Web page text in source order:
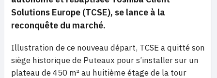
Solutions Europe (TCSE), se lance à la
reconquête du marché.
Illustration de ce nouveau départ, TCSE a quitté son
siège historique de Puteaux pour s’installer sur un
plateau de 450 m² au huitième étage de la tour